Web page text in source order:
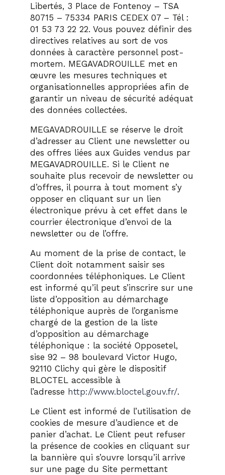
Libertés, 3 Place de Fontenoy – TSA
80715 – 75334 PARIS CEDEX 07 – Tél :
01 53 73 22 22. Vous pouvez définir des
directives relatives au sort de vos
données à caractère personnel post-
mortem. MEGAVADROUILLE met en
œuvre les mesures techniques et
organisationnelles appropriées afin de
garantir un niveau de sécurité adéquat
des données collectées.
MEGAVADROUILLE se réserve le droit
d’adresser au Client une newsletter ou
des offres liées aux Guides vendus par
MEGAVADROUILLE. Si le Client ne
souhaite plus recevoir de newsletter ou
d’offres, il pourra à tout moment s’y
opposer en cliquant sur un lien
électronique prévu à cet effet dans le
courrier électronique d’envoi de la
newsletter ou de l’offre.
Au moment de la prise de contact, le
Client doit notamment saisir ses
coordonnées téléphoniques. Le Client
est informé qu’il peut s’inscrire sur une
liste d’opposition au démarchage
téléphonique auprès de l’organisme
chargé de la gestion de la liste
d’opposition au démarchage
téléphonique : la société Opposetel,
sise 92 – 98 boulevard Victor Hugo,
92110 Clichy qui gère le dispositif
BLOCTEL accessible à
l’adresse http://www.bloctel.gouv.fr/.
Le Client est informé de l’utilisation de
cookies de mesure d’audience et de
panier d’achat. Le Client peut refuser
la présence de cookies en cliquant sur
la bannière qui s’ouvre lorsqu’il arrive
sur une page du Site permettant